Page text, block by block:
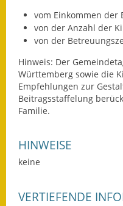
vom Einkommen der
von der Anzahl der
von der
Hinweis: Der
Württemberg sowie die
Empfehlungen zur
Beitragsstaffelung
Familie.
HINWEISE
keine
VERTIEFENDE